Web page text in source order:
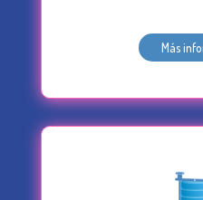
Más